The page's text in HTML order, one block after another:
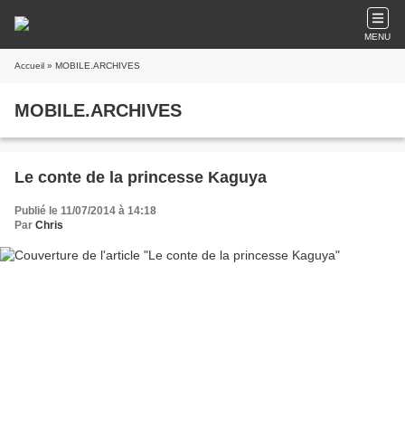
MENU
Accueil » MOBILE.ARCHIVES
MOBILE.ARCHIVES
Le conte de la princesse Kaguya
Publié le 11/07/2014 à 14:18
Par Chris